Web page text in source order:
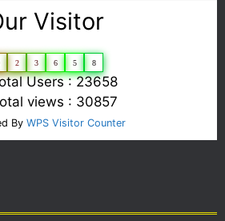
Visitor
2 3 6 5 8
Users : 23658
views : 30857
By WPS Visitor Counter